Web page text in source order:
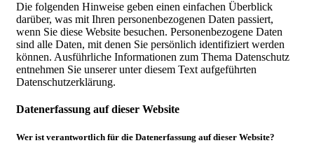
Die folgenden Hinweise geben einen einfachen Überblick
darüber, was mit Ihren personenbezogenen Daten passiert,
wenn Sie diese Website besuchen. Personenbezogene Daten
sind alle Daten, mit denen Sie persönlich identifiziert werden
können. Ausführliche Informationen zum Thema Datenschutz
entnehmen Sie unserer unter diesem Text aufgeführten
Datenschutzerklärung.
Datenerfassung auf dieser Website
Wer ist verantwortlich für die Datenerfassung auf dieser Website?